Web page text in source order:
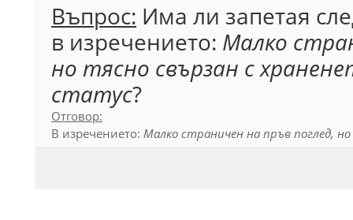
Въпрос: Има ли запетая
в изречението: Малко
но тясно свързан с
статус?
Отговор:
В изречението: Малко страничен на пръв поглед,